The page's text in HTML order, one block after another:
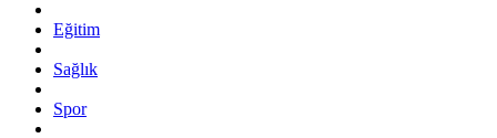
Eğitim
Sağlık
Spor